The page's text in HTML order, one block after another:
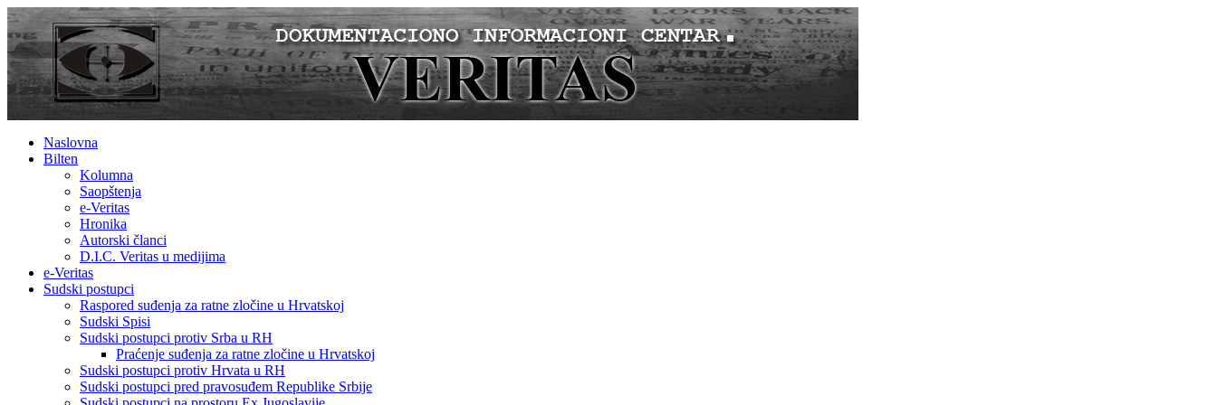
Naslovna
Bilten
Kolumna
Saopštenja
e-Veritas
Hronika
Autorski članci
D.I.C. Veritas u medijima
e-Veritas
Sudski postupci
Raspored suđenja za ratne zločine u Hrvatskoj
Sudski Spisi
Sudski postupci protiv Srba u RH
Praćenje suđenja za ratne zločine u Hrvatskoj
Sudski postupci protiv Hrvata u RH
Sudski postupci pred pravosuđem Republike Srbije